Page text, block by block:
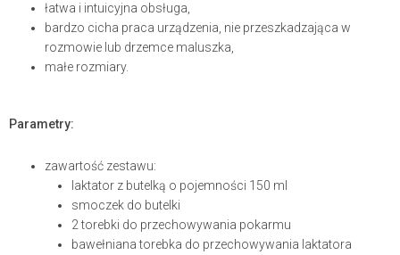
łatwa i intuicyjna obsługa,
bardzo cicha praca urządzenia, nie przeszkadzająca w
rozmowie lub drzemce maluszka,
małe rozmiary.
Parametry:
zawartość zestawu:
laktator z butelką o pojemności 150 ml
smoczek do butelki
2 torebki do przechowywania pokarmu
bawełniana torebka do przechowywania laktatora